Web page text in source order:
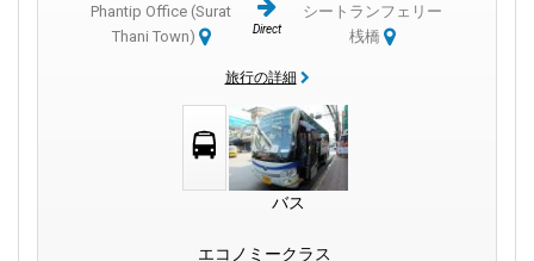
Phantip Office (Surat
Thani Town)
Direct
シートランフェリー
桟橋
旅行の詳細
バス
エコノミークラス